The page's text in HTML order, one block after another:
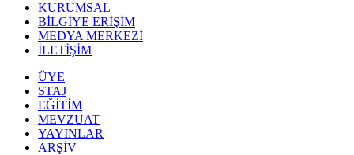
KURUMSAL
BİLGİYE ERİŞİM
MEDYA MERKEZİ
İLETİŞİM
ÜYE
STAJ
EĞİTİM
MEVZUAT
YAYINLAR
ARŞİV